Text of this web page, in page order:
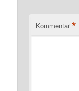
Kommentar *